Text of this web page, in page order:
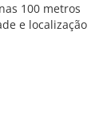
100 metros
e localização